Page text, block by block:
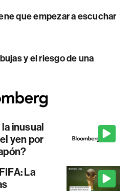
que empezar a escuchar
y el riesgo de una
inusual
yen por
La